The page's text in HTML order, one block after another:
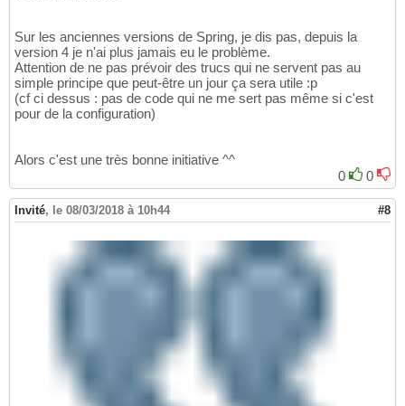
Sur les anciennes versions de Spring, je dis pas, depuis la
version 4 je n'ai plus jamais eu le problème.
Attention de ne pas prévoir des trucs qui ne servent pas au
simple principe que peut-être un jour ça sera utile :p
(cf ci dessus : pas de code qui ne me sert pas même si c'est
pour de la configuration)
Alors c'est une très bonne initiative ^^
0
0
Invité, le 08/03/2018 à 10h44 #8